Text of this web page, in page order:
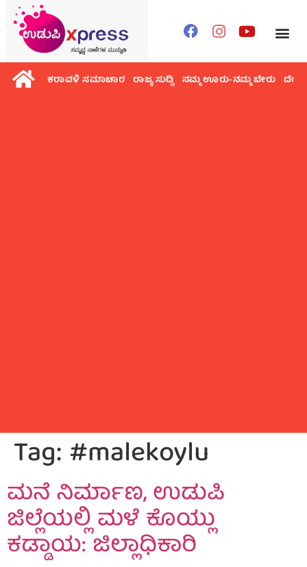
ಕರಾವಳಿ ಸಮಾಚಾರ ರಾಜ್ಯ ಸುದ್ದಿ ನಮ್ಮ ಊರು-ನಮ್ಮ ಬೇರು ದೇಶ
Tag:#malekoylu
ಮನೆ ನಿರ್ಮಾಣ, ಉಡುಪಿ
ಜಿಲ್ಲೆಯಲ್ಲಿ ಮಳೆ ಕೊಯ್ಲು
ಕಡ್ಡಾಯ: ಜಿಲ್ಲಾಧಿಕಾರಿ